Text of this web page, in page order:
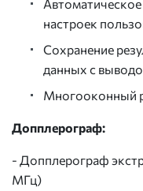
настроек
Сохранение
данных с
Многооконный
Допплерограф:
- Допплерограф
МГц)